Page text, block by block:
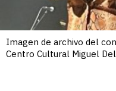
Imagen de archivo del
Centro Cultural Miguel